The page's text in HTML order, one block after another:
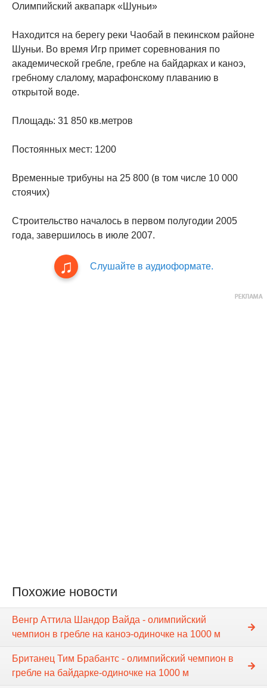
Олимпийский аквапарк «Шуньи»
Находится на берегу реки Чаобай в пекинском районе
Шуньи. Во время Игр примет соревнования по
академической гребле, гребле на байдарках и каноэ,
гребному слалому, марафонскому плаванию в
открытой воде.
Площадь: 31 850 кв.метров
Постоянных мест: 1200
Временные трибуны на 25 800 (в том числе 10 000
стоячих)
Строительство началось в первом полугодии 2005
года, завершилось в июле 2007.
Слушайте в аудиоформате.
Похожие новости
Венгр Аттила Шандор Вайда - олимпийский
чемпион в гребле на каноэ-одиночке на 1000 м
Британец Тим Брабантс - олимпийский чемпион в
гребле на байдарке-одиночке на 1000 м